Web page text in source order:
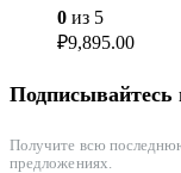
0 из 5
₽9,895.00
Получите всю
предложениях.